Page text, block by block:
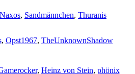
, Sandmännchen, Thuranis
, Opst1967, TheUnknownShadow
, Heinz von Stein, phönix